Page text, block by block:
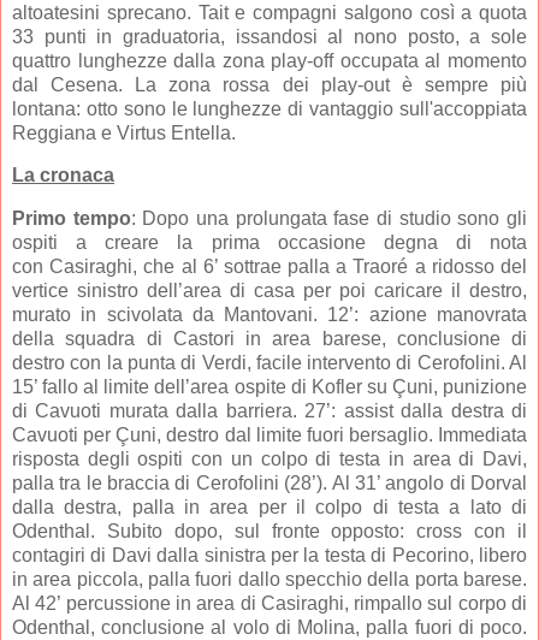
altoatesini sprecano. Tait e compagni salgono così a quota
33 punti in graduatoria, issandosi al nono posto, a sole
quattro lunghezze dalla zona play-off occupata al momento
dal Cesena. La zona rossa dei play-out è sempre più
lontana: otto sono le lunghezze di vantaggio sull'accoppiata
Reggiana e Virtus Entella.
La cronaca
Primo tempo: Dopo una prolungata fase di studio sono gli
ospiti a creare la prima occasione degna di nota
con Casiraghi, che al 6’ sottrae palla a Traoré a ridosso del
vertice sinistro dell’area di casa per poi caricare il destro,
murato in scivolata da Mantovani. 12’: azione manovrata
della squadra di Castori in area barese, conclusione di
destro con la punta di Verdi, facile intervento di Cerofolini. Al
15’ fallo al limite dell’area ospite di Kofler su Çuni, punizione
di Cavuoti murata dalla barriera. 27’: assist dalla destra di
Cavuoti per Çuni, destro dal limite fuori bersaglio. Immediata
risposta degli ospiti con un colpo di testa in area di Davi,
palla tra le braccia di Cerofolini (28’). Al 31’ angolo di Dorval
dalla destra, palla in area per il colpo di testa a lato di
Odenthal. Subito dopo, sul fronte opposto: cross con il
contagiri di Davi dalla sinistra per la testa di Pecorino, libero
in area piccola, palla fuori dallo specchio della porta barese.
Al 42’ percussione in area di Casiraghi, rimpallo sul corpo di
Odenthal, conclusione al volo di Molina, palla fuori di poco.